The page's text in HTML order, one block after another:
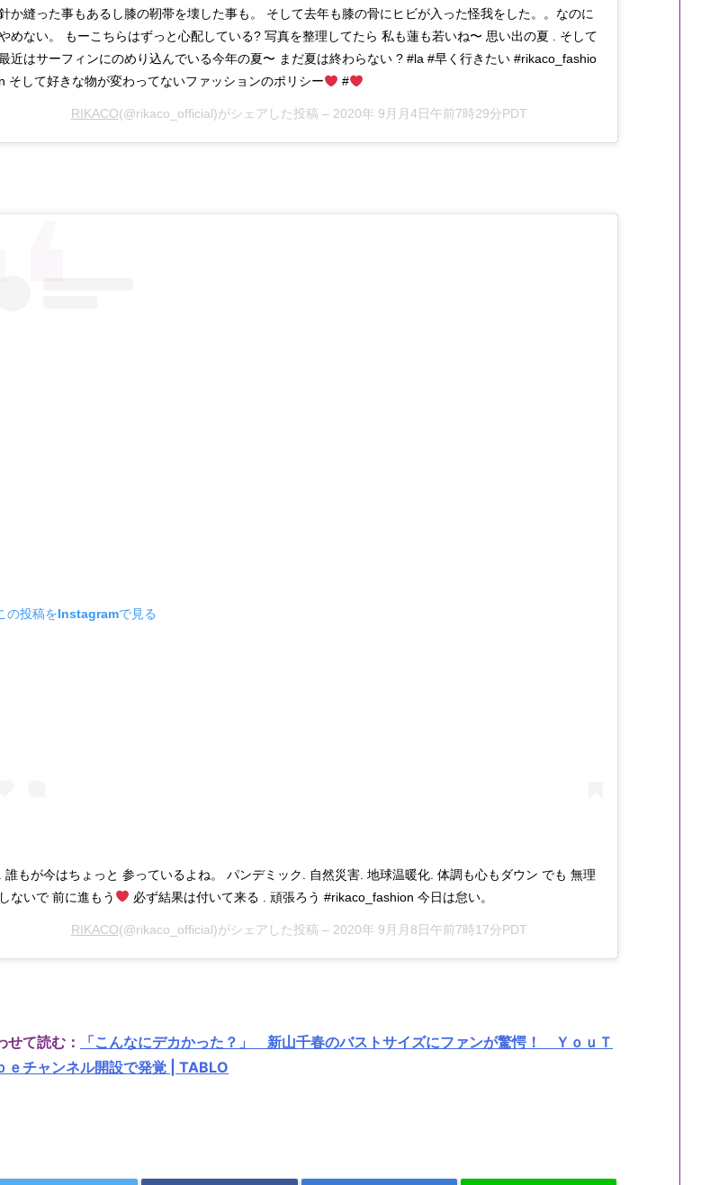
か縫った事もあるし膝の靭帯を壊した事も。 そして去年も膝の骨にヒビが入った怪我をした。。なのに
めない。 もーこちらはずっと心配している? 写真を整理してたら 私も蓮も若いね〜 思い出の夏 . そして
近はサーフィンにのめり込んでいる今年の夏〜 まだ夏は終わらない ? #la #早く行きたい #rikaco_fashio
n そして好きな物が変わってないファッションのポリシー
#
RIKACO(@rikaco_official)がシェアした投稿 – 2020年 9月月4日午前7時29分PDT
の投稿をInstagramで見る
. 誰もが今はちょっと 参っているよね。 パンデミック. 自然災害. 地球温暖化. 体調も心もダウン でも 無理
しないで 前に進もう
必ず結果は付いて来る . 頑張ろう #rikaco_fashion 今日は怠い。
RIKACO(@rikaco_official)がシェアした投稿 – 2020年 9月月8日午前7時17分PDT
せて読む：
「こんなにデカかった？」 新山千春のバストサイズにファンが驚愕！ ＹｏｕＴ
ｅチャンネル開設で発覚 | TABLO